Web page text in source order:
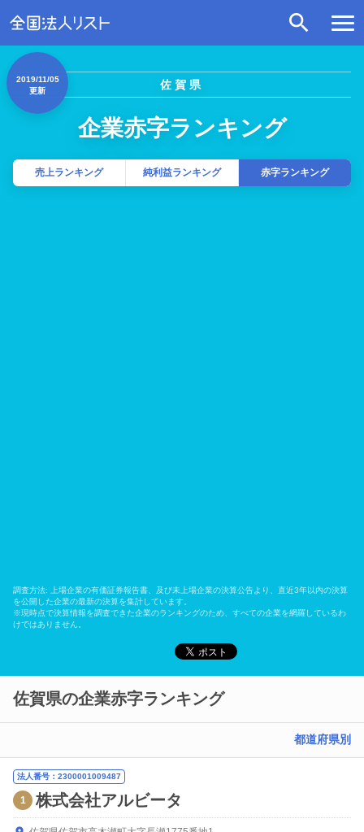
佐賀県
企業赤字ランキング
2019/11/05
更新
売上ランキング 純利益ランキング 赤字ランキング
調査方法: 上場企業の有価証券報告書、及び未上場企業の決算公告より、直近3年以内の決算
を公開した企業の最新の決算を集計しています。
※現時点で決算情報を調査できた企業のランキングのため、すべての企業を網羅しているわ
けではありません。
佐賀県の企業赤字ランキング
都道府県別
法人番号：2300001009487
1 株式会社アルビータ